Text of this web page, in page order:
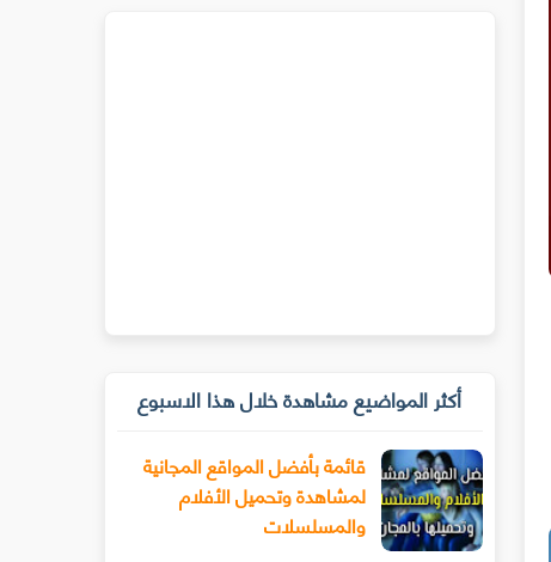
أكثر المواضيع مشاهدة خلال هذا الاسبوع
قائمة بأفضل المواقع المجانية
لمشاهدة وتحميل الأفلام
والمسلسلات